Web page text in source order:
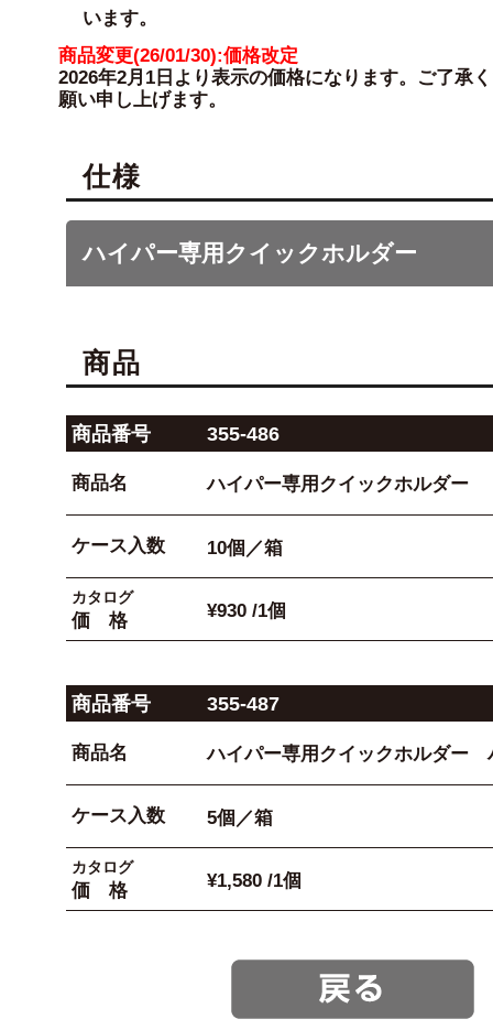
います。
商品変更(26/01/30):価格改定
2026年2月1日より表示の価格になります。ご了承
願い申し上げます。
仕様
ハイパー専用クイックホルダー
商品
商品番号 355-486
商品名 ハイパー専用クイックホルダー
ケース入数 10個／箱
カタログ
価 格 ¥930 /1個
商品番号 355-487
商品名 ハイパー専用クイックホルダー
ケース入数 5個／箱
カタログ
価 格 ¥1,580 /1個